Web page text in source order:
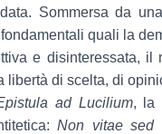
Sommersa da
quali la
e disinteressata, il
libertà di scelta, di
ad Lucilium, la
Non vitae sed